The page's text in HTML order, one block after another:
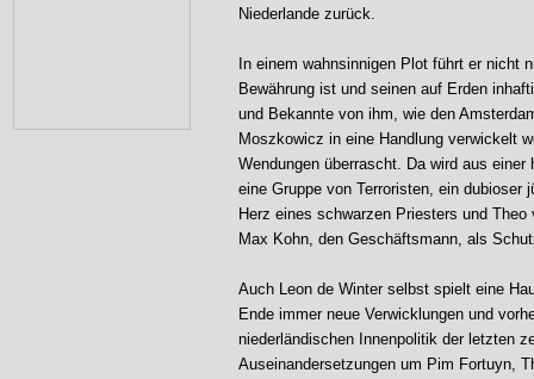
Niederlande zurück.
In einem wahnsinnigen Plot führt er nicht
Bewährung ist und seinen auf Erden
und Bekannte von ihm, wie den
Moszkowicz in eine Handlung verwickelt
Wendungen überrascht. Da wird aus
eine Gruppe von Terroristen, ein dubioser
Herz eines schwarzen Priesters und
Max Kohn, den Geschäftsmann, als
Auch Leon de Winter selbst spielt eine
Ende immer neue Verwicklungen und
niederländischen Innenpolitik der letzten
Auseinandersetzungen um Pim Fortuyn,